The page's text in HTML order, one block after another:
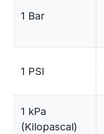
1 Bar
1 PSI
1 kPa
(Kilopascal)